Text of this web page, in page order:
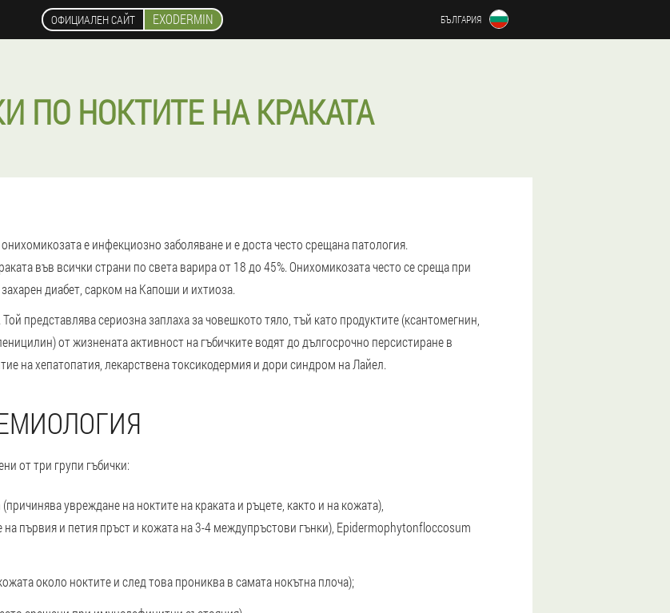
ОФИЦИАЛЕН САЙТ EXODERMIN БЪЛГАРИЯ
ПО НОКТИТЕ НА КРАКАТА
е инфекциозно заболяване и е доста често срещана патология.
във всички страни по света варира от 18 до 45%. Онихомикозата често се среща при
диабет, сарком на Капоши и ихтиоза.
представлява сериозна заплаха за човешкото тяло, тъй като продуктите (ксантомегнин,
от жизнената активност на гъбичките водят до дългосрочно персистиране в
на хепатопатия, лекарствена токсикодермия и дори синдром на Лайел.
от три групи гъбички:
увреждане на ноктите на краката и ръцете, както и на кожата),
първия и петия пръст и кожата на 3-4 междупръстови гънки), Epidermophytonfloccosum
около ноктите и след това прониква в самата нокътна плоча);